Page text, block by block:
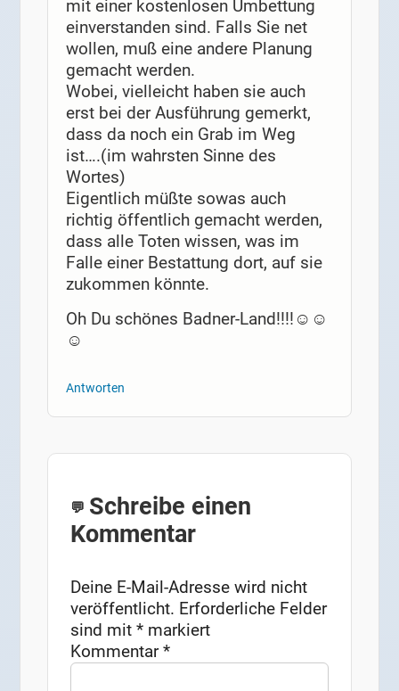
mit einer kostenlosen Umbettung
einverstanden sind. Falls Sie net
wollen, muß eine andere Planung
gemacht werden.
Wobei, vielleicht haben sie auch
erst bei der Ausführung gemerkt,
dass da noch ein Grab im Weg
ist….(im wahrsten Sinne des
Wortes)
Eigentlich müßte sowas auch
richtig öffentlich gemacht werden,
dass alle Toten wissen, was im
Falle einer Bestattung dort, auf sie
zukommen könnte.
Oh Du schönes Badner-Land!!!!☺☺
☺
Antworten
Schreibe einen
Kommentar
Deine E-Mail-Adresse wird nicht
veröffentlicht. Erforderliche Felder
sind mit* markiert
Kommentar*